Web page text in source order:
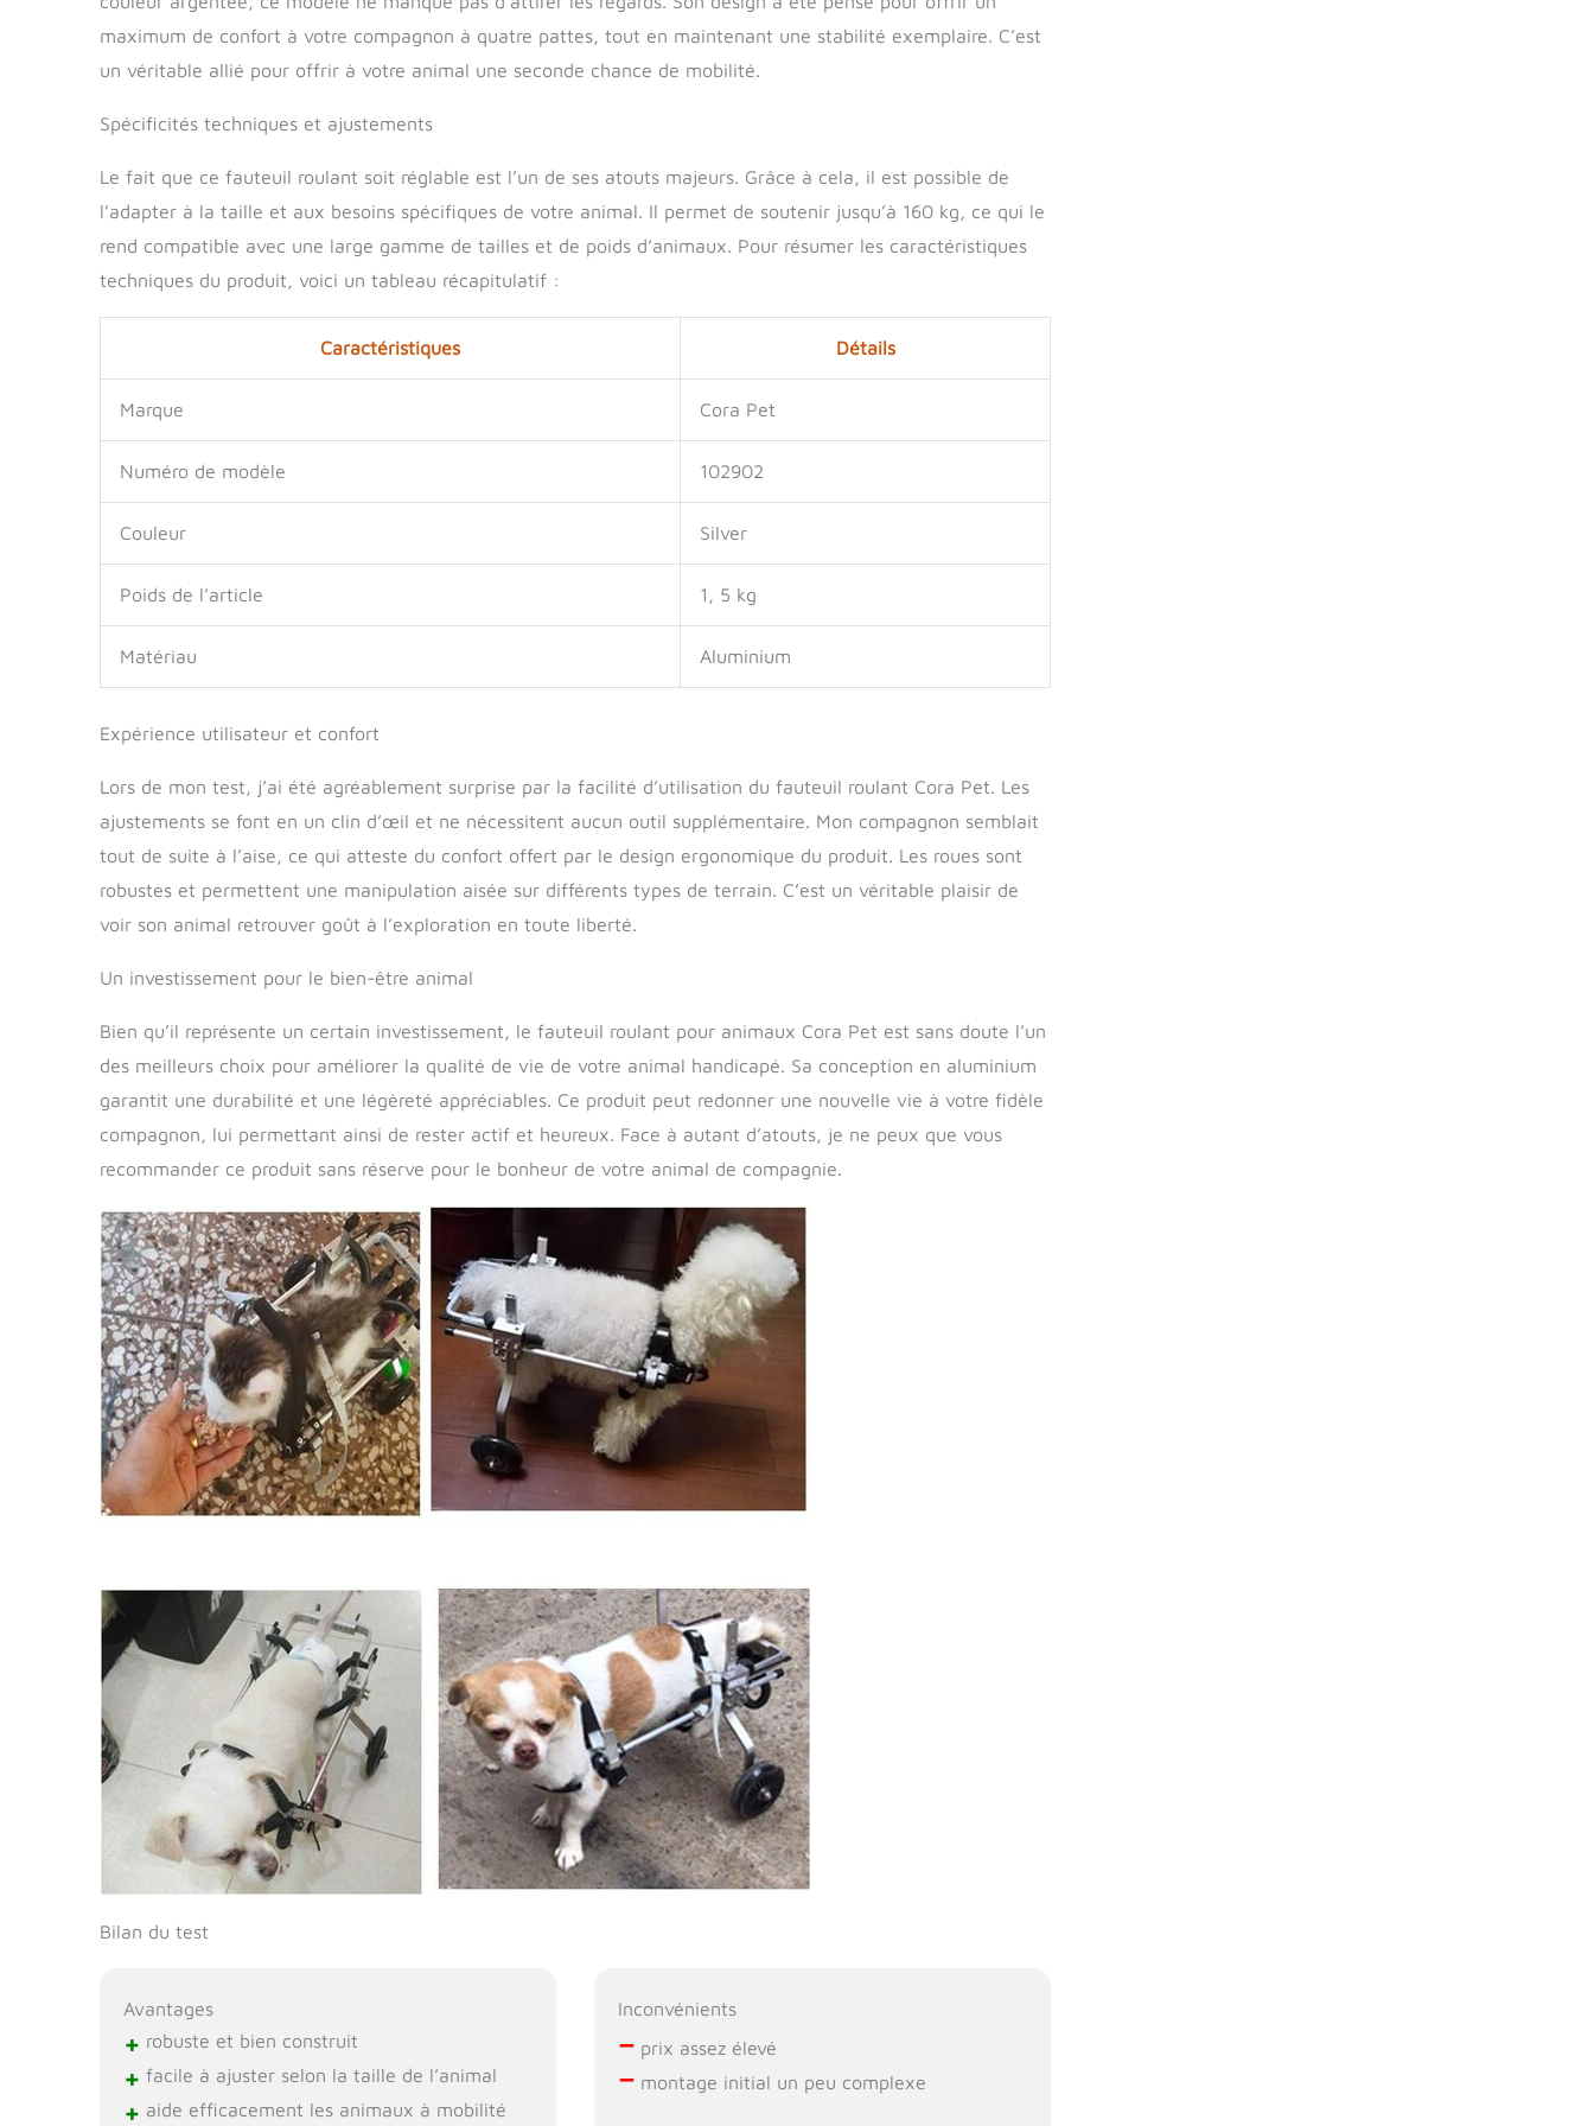
sur le produit, n'hésitez pas à me contacter! Nous avons une équipe de
professionnels qui fourniront à vous et à votre animal de compagnie le
maximum de confort à votre compagnon à quatre pattes, tout en maintenant une stabilité exemplaire. C’est
un véritable allié pour offrir à votre animal une seconde chance de mobilité.
Spécificités techniques et ajustements
Le fait que ce fauteuil roulant soit réglable est l’un de ses atouts majeurs. Grâce à cela, il est possible de
l’adapter à la taille et aux besoins spécifiques de votre animal. Il permet de soutenir jusqu’à 160 kg, ce qui le
rend compatible avec une large gamme de tailles et de poids d’animaux. Pour résumer les caractéristiques
techniques du produit, voici un tableau récapitulatif :
Caractéristiques Détails
Marque Cora Pet
Numéro de modèle 102902
Couleur Silver
Poids de l’article 1, 5 kg
Matériau Aluminium
Expérience utilisateur et confort
Lors de mon test, j’ai été agréablement surprise par la facilité d’utilisation du fauteuil roulant Cora Pet. Les
ajustements se font en un clin d’œil et ne nécessitent aucun outil supplémentaire. Mon compagnon semblait
tout de suite à l’aise, ce qui atteste du confort offert par le design ergonomique du produit. Les roues sont
robustes et permettent une manipulation aisée sur différents types de terrain. C’est un véritable plaisir de
voir son animal retrouver goût à l’exploration en toute liberté.
Un investissement pour le bien-être animal
Bien qu’il représente un certain investissement, le fauteuil roulant pour animaux Cora Pet est sans doute l’un
des meilleurs choix pour améliorer la qualité de vie de votre animal handicapé. Sa conception en aluminium
garantit une durabilité et une légèreté appréciables. Ce produit peut redonner une nouvelle vie à votre fidèle
compagnon, lui permettant ainsi de rester actif et heureux. Face à autant d’atouts, je ne peux que vous
recommander ce produit sans réserve pour le bonheur de votre animal de compagnie.
Bilan du test
Avantages
+ robuste et bien construit
+ facile à ajuster selon la taille de l’animal
+ aide efficacement les animaux à mobilité
Inconvénients
– prix assez élevé
– montage initial un peu complexe